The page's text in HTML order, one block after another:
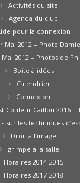
Activités du site
Agenda du club
pour la connexion
Mai 2012 – Photo
2012 – Photos de
Boite à idées
Calendrier
Connexion
Couleur Caillou 2016 –
sur les techniques
Droit à l’image
grimpe à la salle
Horaires 2014-2015
Horaires 2017-2018